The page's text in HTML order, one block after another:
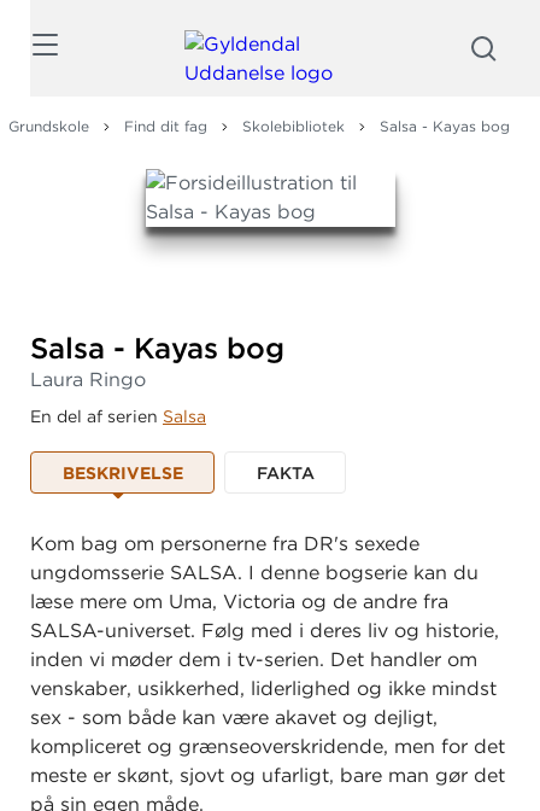
Grundskole Find dit fag Skolebibliotek Salsa - Kayas bog
Salsa - Kayas bog
Laura Ringo
En del af serien Salsa
BESKRIVELSE FAKTA
Kom bag om personerne fra DR's sexede
ungdomsserie SALSA. I denne bogserie kan du
læse mere om Uma, Victoria og de andre fra
SALSA-universet. Følg med i deres liv og historie,
inden vi møder dem i tv-serien. Det handler om
venskaber, usikkerhed, liderlighed og ikke mindst
sex - som både kan være akavet og dejligt,
kompliceret og grænseoverskridende, men for det
meste er skønt, sjovt og ufarligt, bare man gør det
på sin egen måde.